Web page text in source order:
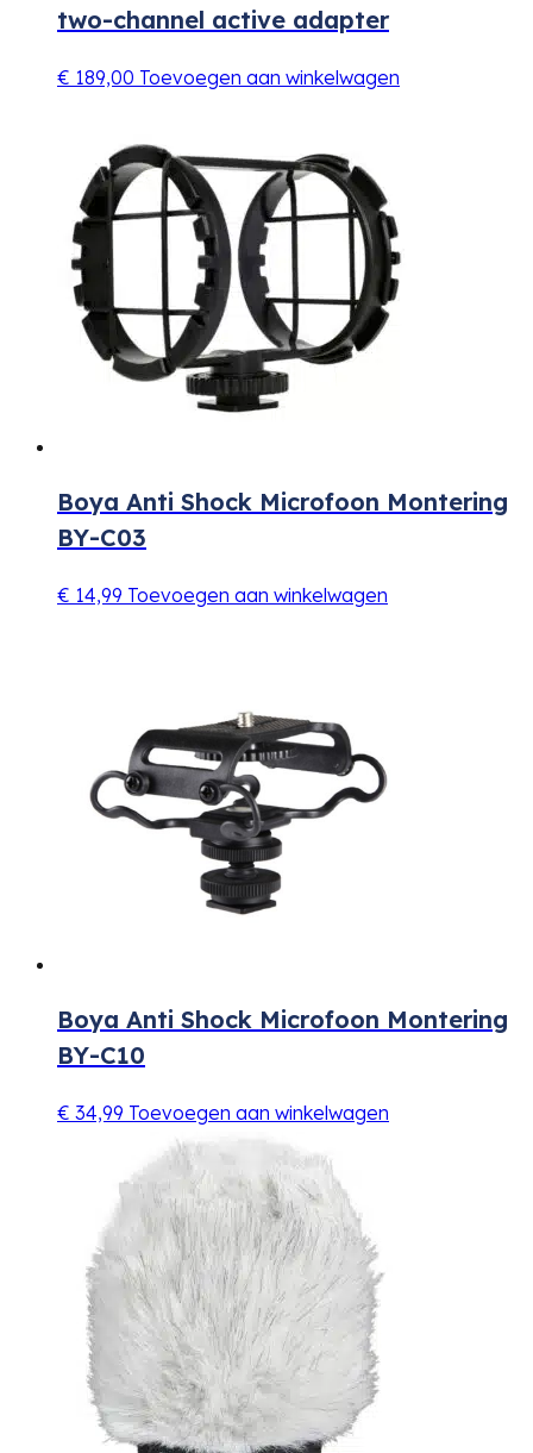
two-channel active adapter
€ 189,00 Toevoegen aan winkelwagen
Boya Anti Shock Microfoon Montering
BY-C03
€ 14,99 Toevoegen aan winkelwagen
Boya Anti Shock Microfoon Montering
BY-C10
€ 34,99 Toevoegen aan winkelwagen